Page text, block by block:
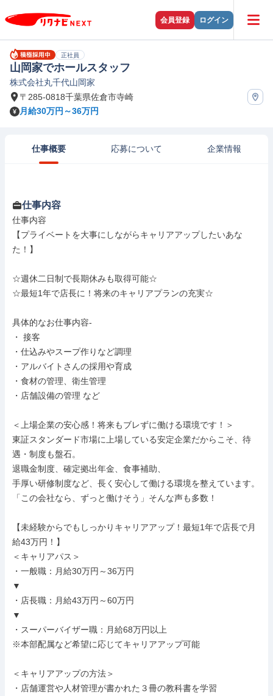
会員登録 ログイン
正社員
山岡家でホールスタッフ
株式会社丸千代山岡家
〒285-0818千葉県佐倉市寺崎
月給30万円～36万円
仕事概要 応募について 企業情報
仕事内容
仕事内容
【プライベートを大事にしながらキャリアアップしたいあな
た！】
☆週休二日制で長期休みも取得可能☆
☆最短1年で店長に！将来のキャリアプランの充実☆
具体的なお仕事内容-
・ 接客
・仕込みやスープ作りなど調理
・アルバイトさんの採用や育成
・食材の管理、衛生管理
・店舗設備の管理 など
＜上場企業の安心感！将来もブレずに働ける環境です！＞
東証スタンダード市場に上場している安定企業だからこそ、待
遇・制度も盤石。
退職金制度、確定拠出年金、食事補助、
手厚い研修制度など、長く安心して働ける環境を整えています。
「この会社なら、ずっと働けそう」そんな声も多数！
【未経験からでもしっかりキャリアアップ！最短1年で店長で月
給43万円！】
＜キャリアパス＞
・一般職：月給30万円～36万円
▼
・店長職：月給43万円～60万円
▼
・スーパーバイザー職：月給68万円以上
※本部配属など希望に応じてキャリアアップ可能
＜キャリアアップの方法＞
・店舗運営や人材管理が書かれた３冊の教科書を学習